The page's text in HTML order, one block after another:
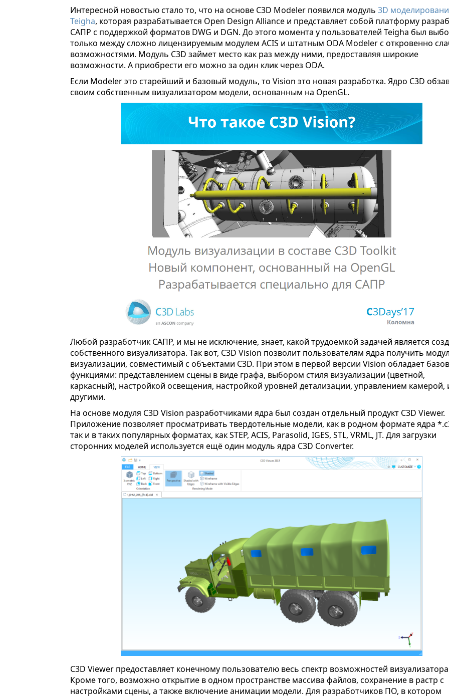
Интересной новостью стало то, что на основе C3D Modeler появился модуль 3D
Teigha, которая разрабатывается Open Design Alliance и представляет собой платформу
САПР с поддержкой форматов DWG и DGN. До этого момента у пользователей Teigha был
только между сложно лицензируемым модулем ACIS и штатным ODA Modeler с откровенно
возможностями. Модуль C3D займет место как раз между ними, предоставляя широкие
возможности. А приобрести его можно за один клик через ODA.
Если Modeler это старейший и базовый модуль, то Vision это новая разработка. Ядро C3D
своим собственным визуализатором модели, основанным на OpenGL.
Любой разработчик САПР, и мы не исключение, знает, какой трудоемкой задачей является
собственного визуализатора. Так вот, C3D Vision позволит пользователям ядра получить
визуализации, совместимый с объектами C3D. При этом в первой версии Vision обладает
функциями: представлением сцены в виде графа, выбором стиля визуализации (цветной,
каркасный), настройкой освещения, настройкой уровней детализации, управлением камерой,
другими.
На основе модуля C3D Vision разработчиками ядра был создан отдельный продукт C3D Viewer.
Приложение позволяет просматривать твердотельные модели, как в родном формате ядра
так и в таких популярных форматах, как STEP, ACIS, Parasolid, IGES, STL, VRML, JT. Для загрузки
сторонних моделей используется ещё один модуль ядра C3D Converter.
C3D Viewer предоставляет конечному пользователю весь спектр возможностей
Кроме того, возможно открытие в одном пространстве массива файлов, сохранение в растр с
настройками сцены, а также включение анимации модели. Для разработчиков ПО, в котором